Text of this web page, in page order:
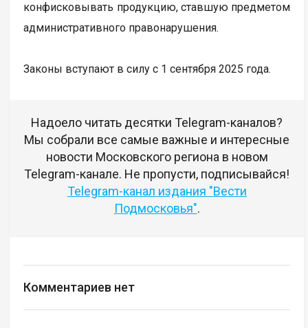
конфисковывать продукцию, ставшую предметом
административного правонарушения.
Законы вступают в силу с 1 сентября 2025 года.
Надоело читать десятки Telegram-каналов?
Мы собрали все самые важные и интересные
новости Московского региона в новом
Telegram-канале. Не пропусти, подписывайся!
Telegram-канал издания "Вести
Подмосковья".
Комментариев нет